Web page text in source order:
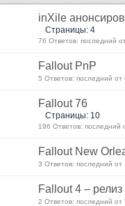
inXile
Страницы: 4
76 Ответов: последний
Fallout PnP
5 Ответов: последний
Fallout 76
Страницы: 10
196 Ответов: последний
Fallout New
3 Ответов: последний
Fallout 4 – релиз
2 Ответов: последний